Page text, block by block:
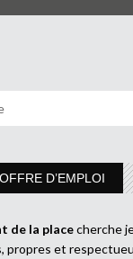
OFFRE D’EMPLOI
de la placecherche
propres et